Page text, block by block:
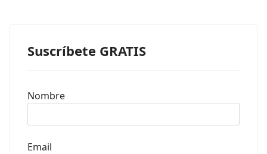
Suscríbete GRATIS
Nombre
Email